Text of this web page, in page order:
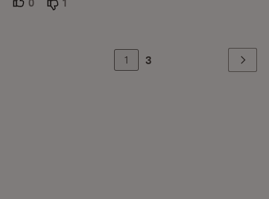
0 Unterstützer.
1
1 3 Weiter